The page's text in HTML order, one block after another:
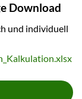
Download
und individuell